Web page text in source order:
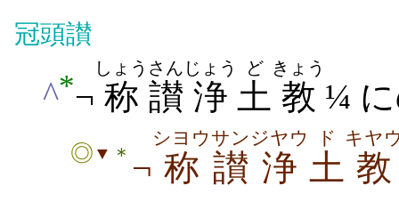
冠頭讃
^*¬ 称
しょう
讃
さん
浄
じょう
土
ど
教
きょう
¼
◎ ▼ ＊ ¬ 称
シヨウ
讃
サン
浄
ジヤウ
土
ド
教
キヤ